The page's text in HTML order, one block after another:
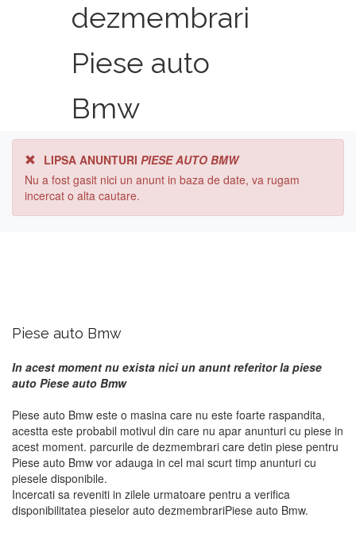
dezmembrari
Piese auto
Bmw
LIPSA ANUNTURI PIESE AUTO BMW
Nu a fost gasit nici un anunt in baza de date, va rugam
incercat o alta cautare.
Piese auto Bmw
In acest moment nu exista nici un anunt referitor la piese
auto Piese auto Bmw
Piese auto Bmw este o masina care nu este foarte raspandita,
acestta este probabil motivul din care nu apar anunturi cu piese in
acest moment. parcurile de dezmembrari care detin piese pentru
Piese auto Bmw vor adauga in cel mai scurt timp anunturi cu
piesele disponibile.
Incercati sa reveniti in zilele urmatoare pentru a verifica
disponibilitatea pieselor auto dezmembrariPiese auto Bmw.